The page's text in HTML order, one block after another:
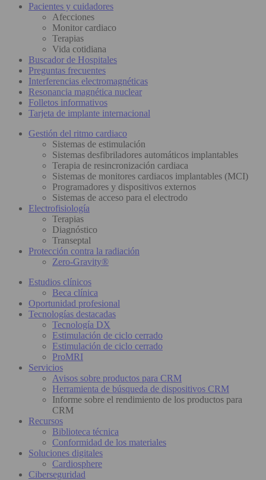
Pacientes y cuidadores
Afecciones
Monitor cardiaco
Terapias
Vida cotidiana
Buscador de Hospitales
Preguntas frecuentes
Interferencias electromagnéticas
Resonancia magnética nuclear
Folletos informativos
Tarjeta de implante internacional
Gestión del ritmo cardiaco
Sistemas de estimulación
Sistemas desfibriladores automáticos implantables
Terapia de resincronización cardiaca
Sistemas de monitores cardiacos implantables (MCI)
Programadores y dispositivos externos
Sistemas de acceso para el electrodo
Electrofisiología
Terapias
Diagnóstico
Transeptal
Protección contra la radiación
Zero-Gravity®
Estudios clínicos
Beca clínica
Oportunidad profesional
Tecnologías destacadas
Tecnología DX
Estimulación de ciclo cerrado
Estimulación de ciclo cerrado
ProMRI
Servicios
Avisos sobre productos para CRM
Herramienta de búsqueda de dispositivos CRM
Informe sobre el rendimiento de los productos para
CRM
Recursos
Biblioteca técnica
Conformidad de los materiales
Soluciones digitales
Cardiosphere
Ciberseguridad